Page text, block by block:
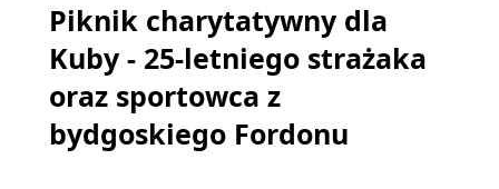
Piknik charytatywny dla
Kuby - 25-letniego strażaka
oraz sportowca z
bydgoskiego Fordonu